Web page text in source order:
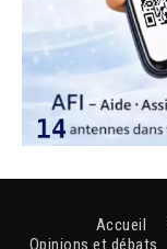
Accueil
Opinions et débats